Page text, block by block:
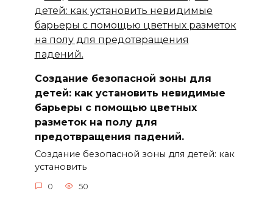
Создание безопасной зоны для
детей: как установить невидимые
барьеры с помощью цветных
разметок на полу для
предотвращения падений.
Создание безопасной зоны для детей: как
установить
0 50